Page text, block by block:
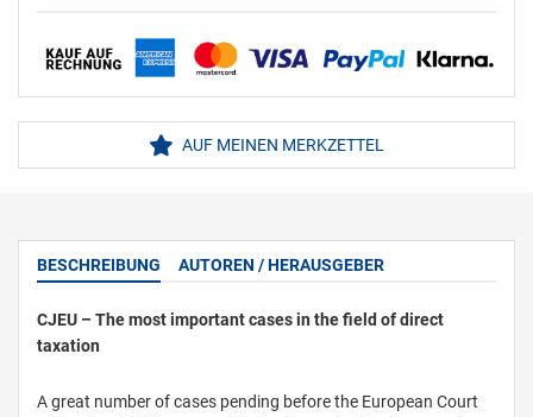
AUF MEINEN MERKZETTEL
BESCHREIBUNG AUTOREN / HERAUSGEBER
CJEU – The most important cases in the field of direct
taxation
A great number of cases pending before the European Court